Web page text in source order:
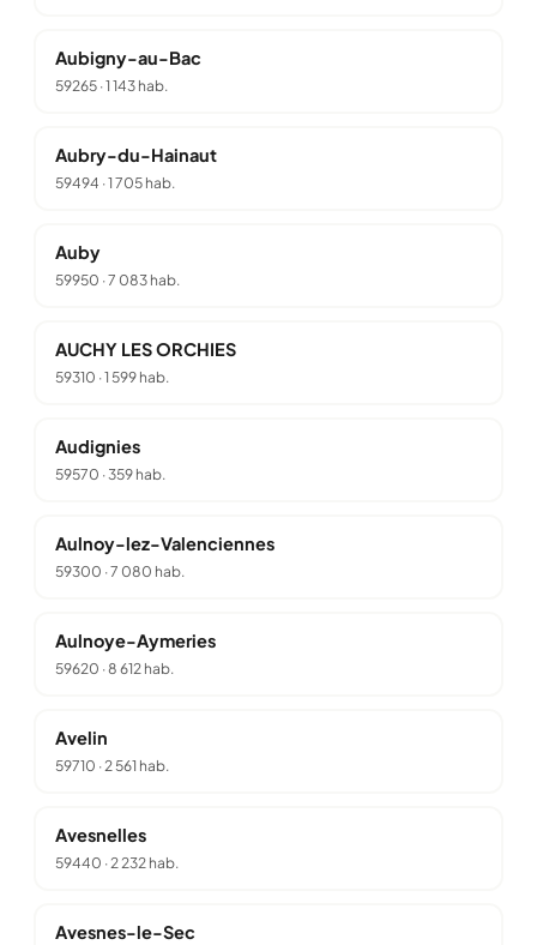
Aubigny-au-Bac
59265·1 143 hab.
Aubry-du-Hainaut
59494 ·1 705 hab.
Auby
59950 ·7 083 hab.
AUCHY LES ORCHIES
59310 ·1 599 hab.
Audignies
59570 ·359 hab.
Aulnoy-lez-Valenciennes
59300 ·7 080 hab.
Aulnoye-Aymeries
59620 ·8 612 hab.
Avelin
59710 ·2 561 hab.
Avesnelles
59440 ·2 232 hab.
Avesnes-le-Sec